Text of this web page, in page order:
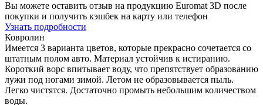
Вы можете оставить отзыв на продукцию Euromat 3D после
покупки и получить кэшбек на карту или телефон
Узнать подробности
Ковролин
Имеется 3 варианта цветов, которые прекрасно сочетается со
штатным полом авто. Материал устойчив к истиранию.
Короткий ворс впитывает воду, что препятствует образованию
лужи под ногами зимой. Летом не образовывается пыль.
Легко чистятся. Достаточно промыть небольшим количеством
воды.